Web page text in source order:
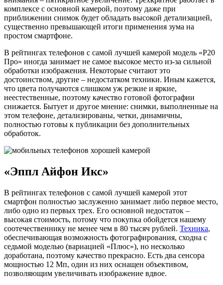
комплексе с основной камерой, поэтому даже при
приближении снимок будет обладать высокой детализацией,
существенно превышающей итоги применения зума на
простом смартфоне.
В рейтингах телефонов с самой лучшей камерой модель «Р20
Про» иногда занимает не самое высокое место из-за сильной
обработки изображения. Некоторые считают это
достоинством, другие – недостатком техники. Иным кажется,
что цвета получаются слишком уж резкие и яркие,
неестественные, поэтому качество готовой фотографии
снижается. Бытует и другое мнение: снимки, выполненные на
этом телефоне, детализированы, четки, динамичны,
полностью готовы к публикации без дополнительных
обработок.
«Эппл Айфон Икс»
В рейтингах телефонов с самой лучшей камерой этот
смартфон полностью заслуженно занимает либо первое место,
либо одно из первых трех. Его основной недостаток –
высокая стоимость, потому что покупка обойдется нашему
соотечественнику не менее чем в 80 тысяч рублей. Техника,
обеспечивающая возможность фотографирования, сходна с
седьмой моделью (вариацией «Плюс»), но несколько
доработана, поэтому качество прекрасно. Есть два сенсора
мощностью 12 Мп, один из них оснащен объективом,
позволяющим увеличивать изображение вдвое.